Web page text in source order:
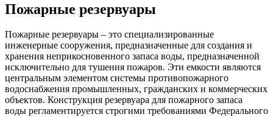
Пожарные резервуары
Пожарные резервуары – это специализированные
инженерные сооружения, предназначенные для создания и
хранения неприкосновенного запаса воды, предназначенной
исключительно для тушения пожаров. Эти емкости являются
центральным элементом системы противопожарного
водоснабжения промышленных, гражданских и коммерческих
объектов. Конструкция резервуара для пожарного запаса
воды регламентируется строгими требованиями Федерального